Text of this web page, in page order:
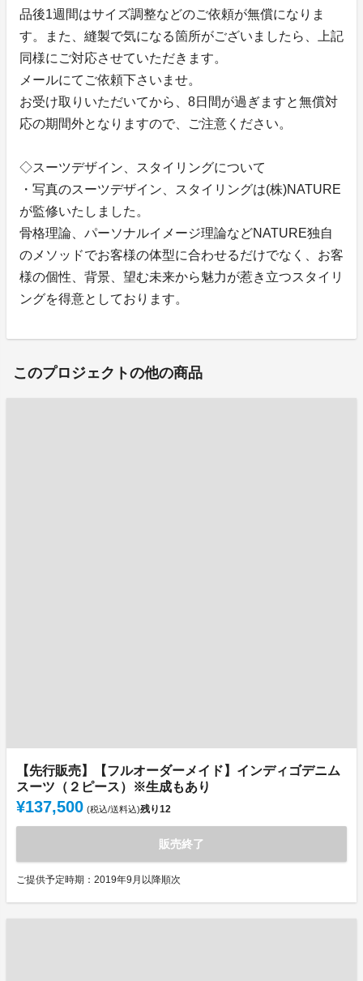
品後1週間はサイズ調整などのご依頼が無償になりま
す。また、縫製で気になる箇所がございましたら、上記
同様にご対応させていただきます。
メールにてご依頼下さいませ。
お受け取りいただいてから、8日間が過ぎますと無償対
応の期間外となりますので、ご注意ください。
◇スーツデザイン、スタイリングについて
・写真のスーツデザイン、スタイリングは(株)NATURE
が監修いたしました。
骨格理論、パーソナルイメージ理論などNATURE独自
のメソッドでお客様の体型に合わせるだけでなく、お客
様の個性、背景、望む未来から魅力が惹き立つスタイリ
ングを得意としております。
このプロジェクトの他の商品
【先行販売】【フルオーダーメイド】インディゴデニム
スーツ（２ピース）※生成もあり
¥137,500 (税込/送料込)残り12
販売終了
ご提供予定時期：2019年9月以降順次